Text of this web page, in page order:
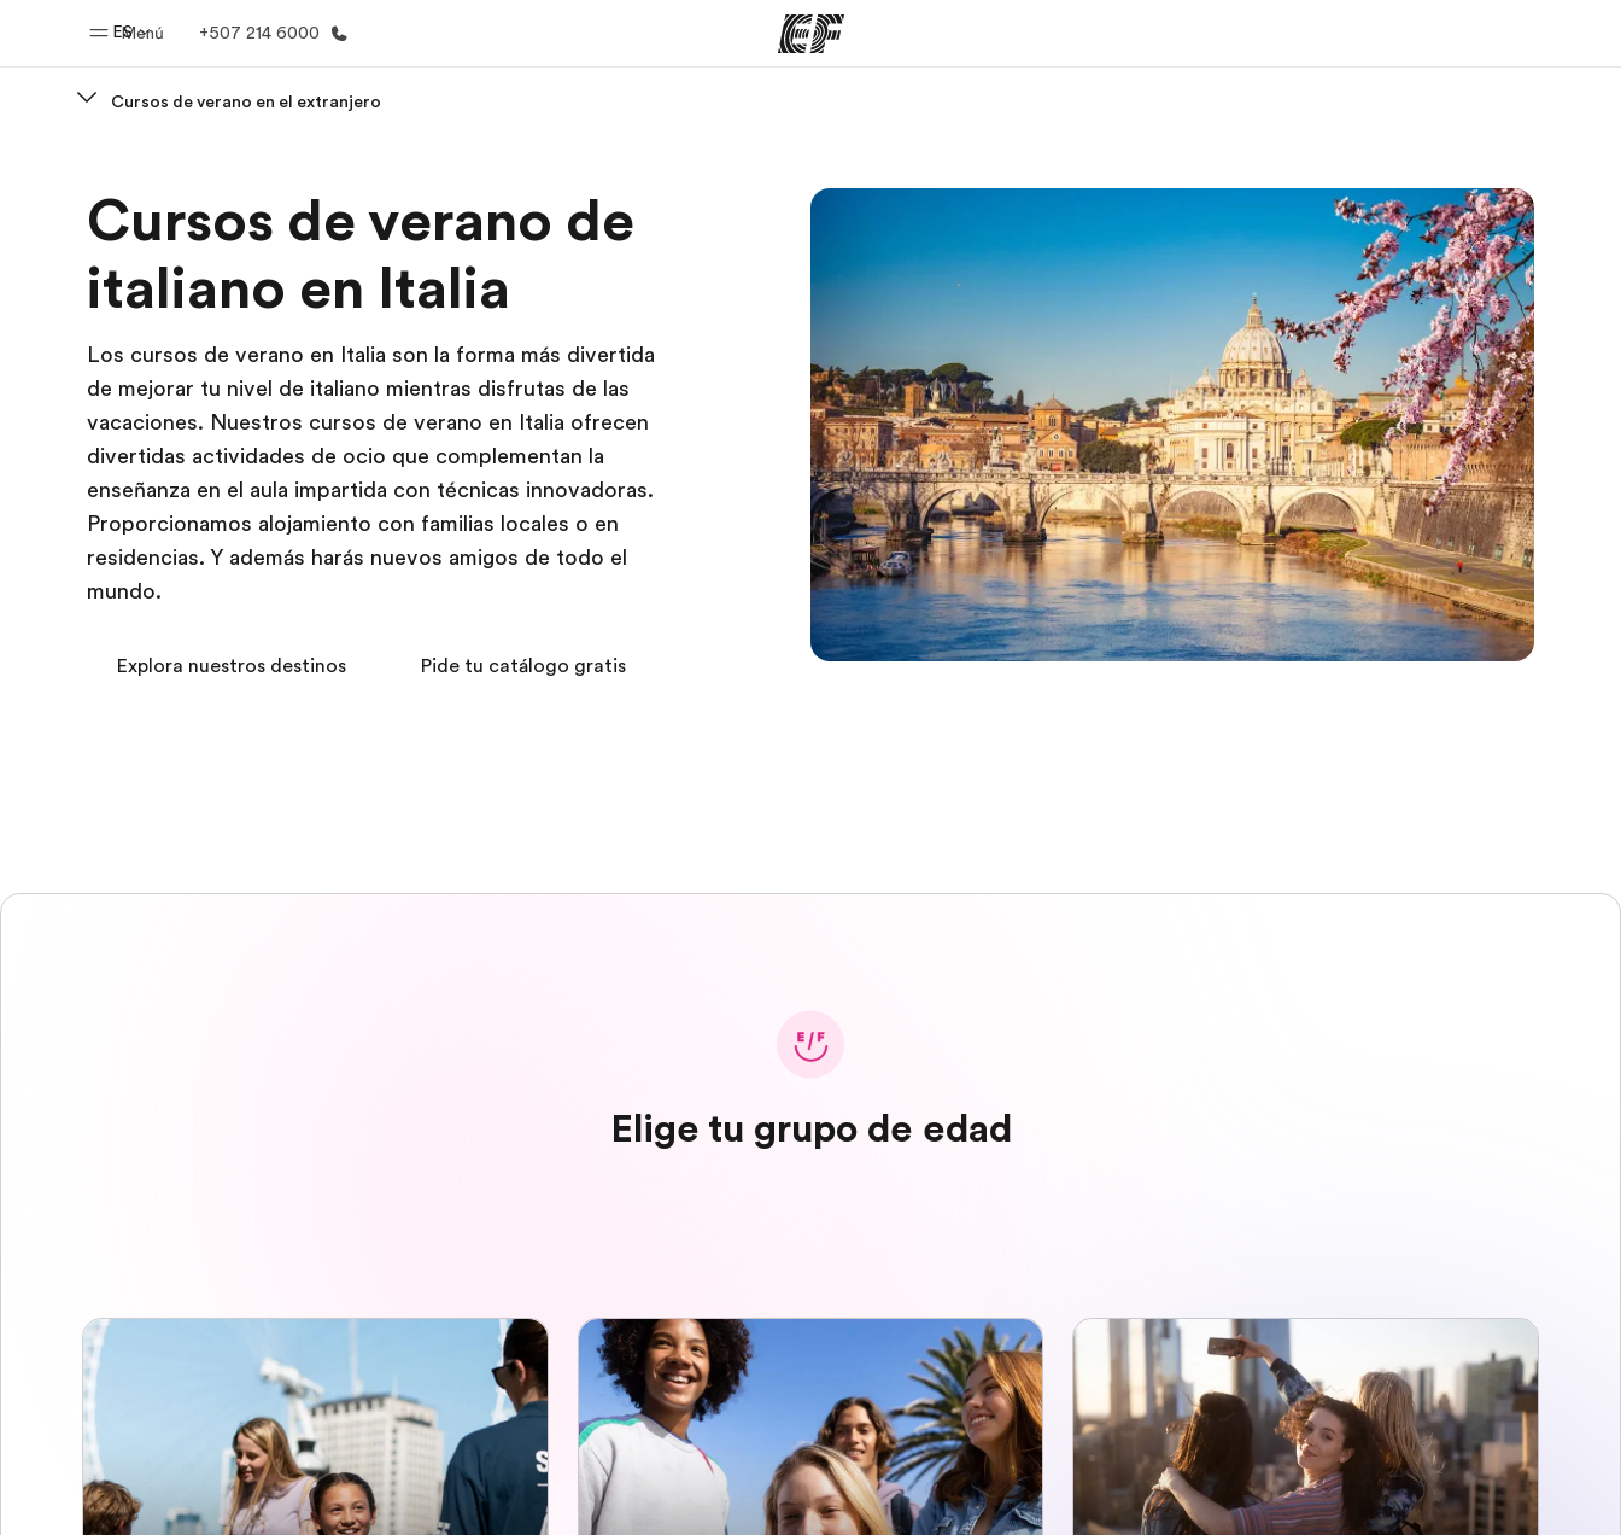
Menú
ES +507 214 6000
Bienvenido a EF Ver todo lo que hacemos Encuentra una oficina Únete al equipo
Cursos de verano en el extranjero
Cursos de verano de
italiano en Italia
Los cursos de verano en Italia son la forma más divertida
de mejorar tu nivel de italiano mientras disfrutas de las
vacaciones. Nuestros cursos de verano en Italia ofrecen
divertidas actividades de ocio que complementan la
enseñanza en el aula impartida con técnicas innovadoras.
Proporcionamos alojamiento con familias locales o en
residencias. Y además harás nuevos amigos de todo el
mundo.
Explora nuestros destinos Pide tu catálogo gratis
Elige tu grupo de edad